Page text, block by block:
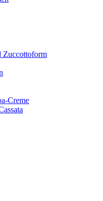
Zuccottoform
Creme